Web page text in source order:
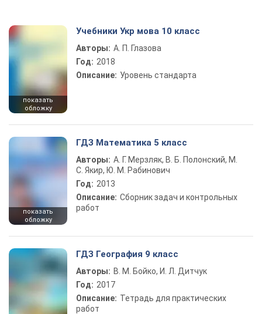
показать
обложку
Учебники Укр мова 10 класс
Авторы: А. П. Глазова
Год: 2018
Описание: Уровень стандарта
показать
обложку
ГДЗ Математика 5 класс
Авторы: А. Г. Мерзляк, В. Б. Полонский, М.
С. Якир, Ю. М. Рабинович
Год: 2013
Описание: Сборник задач и контрольных
работ
ГДЗ География 9 класс
Авторы: В. М. Бойко, И. Л. Дитчук
Год: 2017
Описание: Тетрадь для практических
работ